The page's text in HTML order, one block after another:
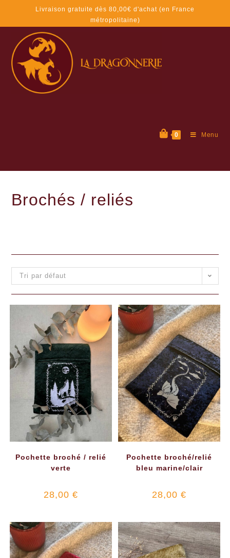
Livraison gratuite dès 80,00€ d'achat (en France
métropolitaine)
0 Menu
Brochés / reliés
Tri par défaut
Pochette broché / relié
verte
28,00 €
Pochette broché/relié
bleu marine/clair
28,00€